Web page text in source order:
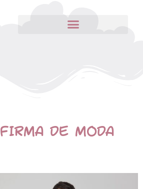
herramientas
DE MODA